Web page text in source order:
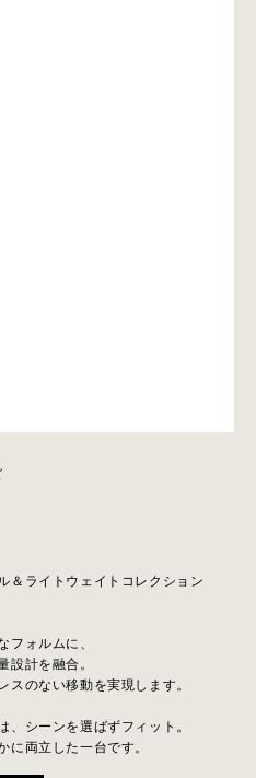
＆ライトウェイトコレクション
フォルムに、
設計を融合。
スのない移動を実現します。
、シーンを選ばずフィット。
に両立した一台です。